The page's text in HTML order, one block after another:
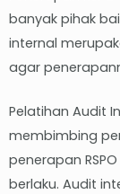
banyak pihak
internal
agar
Pelatihan Audit
membimbing
penerapan
berlaku. Audit